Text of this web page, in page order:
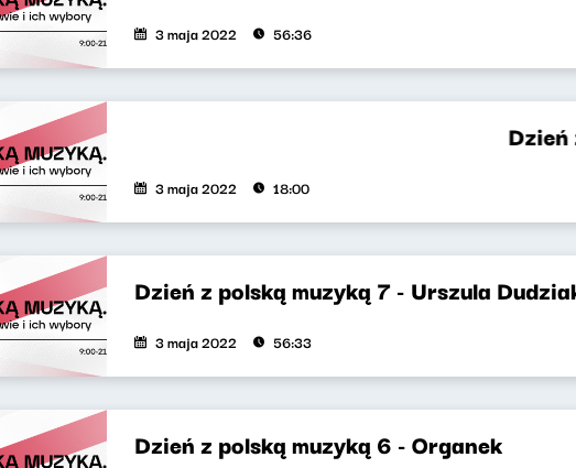
3 maja 2022 56:36
Dzień z
3 maja 2022 18:00
Dzień z polską muzyką 7 - Urszula
3 maja 2022 56:33
Dzień z polską muzyką 6 - Organek